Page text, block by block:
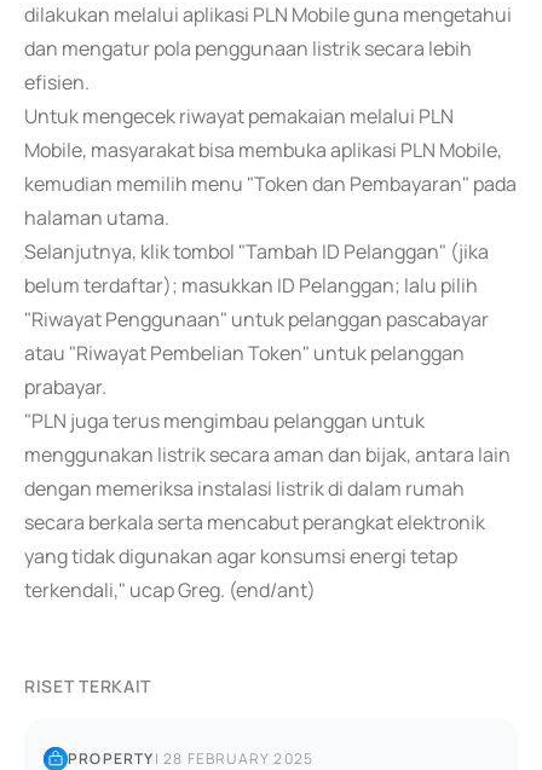
dilakukan melalui aplikasi PLN Mobile guna mengetahui
dan mengatur pola penggunaan listrik secara lebih
efisien.
Untuk mengecek riwayat pemakaian melalui PLN
Mobile, masyarakat bisa membuka aplikasi PLN Mobile,
kemudian memilih menu "Token dan Pembayaran" pada
halaman utama.
Selanjutnya, klik tombol "Tambah ID Pelanggan" (jika
belum terdaftar); masukkan ID Pelanggan; lalu pilih
"Riwayat Penggunaan" untuk pelanggan pascabayar
atau "Riwayat Pembelian Token" untuk pelanggan
prabayar.
"PLN juga terus mengimbau pelanggan untuk
menggunakan listrik secara aman dan bijak, antara lain
dengan memeriksa instalasi listrik di dalam rumah
secara berkala serta mencabut perangkat elektronik
yang tidak digunakan agar konsumsi energi tetap
terkendali," ucap Greg. (end/ant)
RISET TERKAIT
PROPERTY|28 FEBRUARY 2025